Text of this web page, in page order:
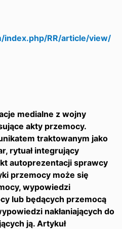
RR/article/view/
medialne z wojny
akty przemocy.
traktowanym jako
rytuał integrujący
autoprezentacji sprawcy
przemocy może się
wypowiedzi
lub będących przemocą
nakłaniających do
ją. Artykuł